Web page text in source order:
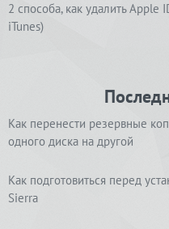
2 способа, как удалить Apple
iTunes)
Как перенести резервные
одного диска на другой
Как подготовиться перед
Sierra